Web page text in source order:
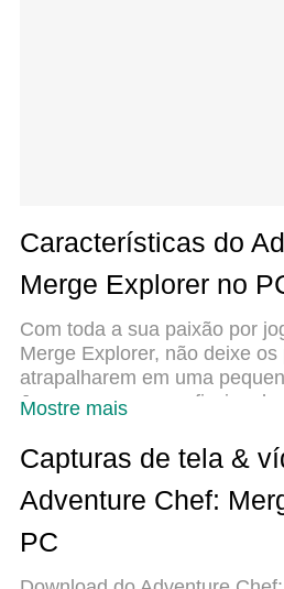
Características do
Merge Explorer no
Com toda a sua paixão por
Merge Explorer, não deixe os
atrapalharem em uma
Jogue como um profissional
oferece todas as coisas que
Baixe e jogue Adventure
PC. Jogue o tempo que
ligações enquanto estiver
Mostre mais
Capturas de tela &
Adventure Chef:
PC